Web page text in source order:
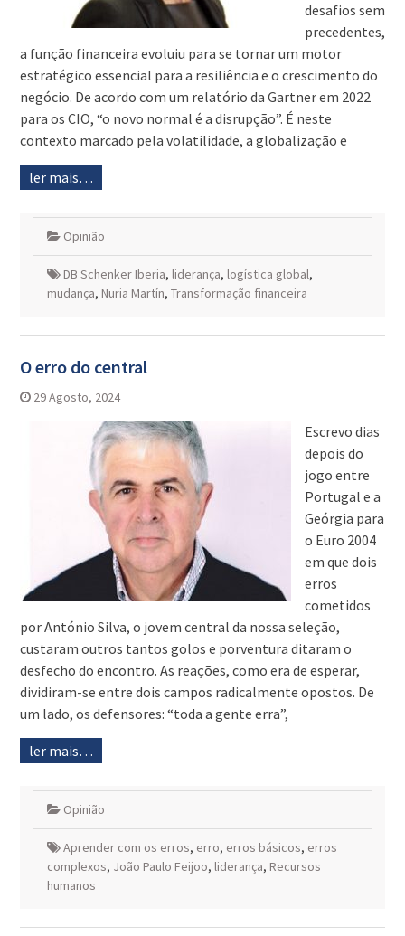
desafios sem
precedentes,
a função financeira evoluiu para se tornar um motor
estratégico essencial para a resiliência e o crescimento do
negócio. De acordo com um relatório da Gartner em 2022
para os CIO, “o novo normal é a disrupção”. É neste
contexto marcado pela volatilidade, a globalização e
ler mais…
Opinião
DB Schenker Iberia, liderança, logística global,
mudança, Nuria Martín, Transformação financeira
O erro do central
29 Agosto, 2024
Escrevo dias
depois do
jogo entre
Portugal e a
Geórgia para
o Euro 2004
em que dois
erros
cometidos
por António Silva, o jovem central da nossa seleção,
custaram outros tantos golos e porventura ditaram o
desfecho do encontro. As reações, como era de esperar,
dividiram-se entre dois campos radicalmente opostos. De
um lado, os defensores: “toda a gente erra”,
ler mais…
Opinião
Aprender com os erros, erro, erros básicos, erros
complexos, João Paulo Feijoo, liderança, Recursos
humanos